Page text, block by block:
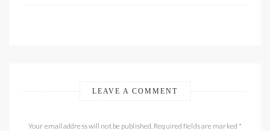
LEAVE A COMMENT
Your email address will not be published. Required fields are marked *